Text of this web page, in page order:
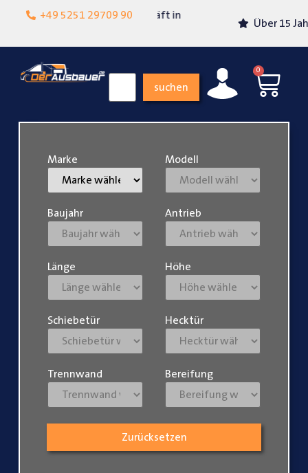
+49 5251 29709 90
Lokalgeschäft in
Über 15 Jahre Erfahrung
suchen
0
Marke Modell
Baujahr Antrieb
Länge Höhe
Schiebetür Hecktür
Trennwand Bereifung
Zurücksetzen